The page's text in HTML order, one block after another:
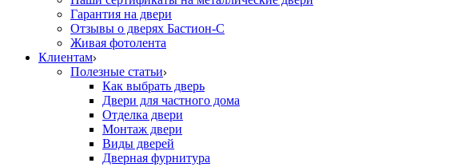
Гарантия на двери
Отзывы о дверях Бастион-С
Живая фотолента
Клиентам
Полезные статьи
Как выбрать дверь
Двери для частного дома
Отделка двери
Монтаж двери
Виды дверей
Дверная фурнитура